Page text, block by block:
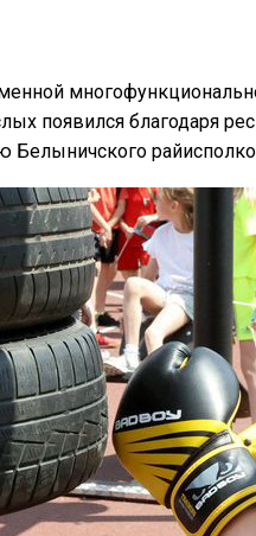
появился благодаря
Белыничского